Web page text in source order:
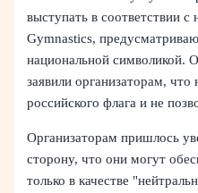
выступать в соответствии
Gymnastics,
национальной символикой.
заявили организаторам, что
российского флага и не
Организаторам пришлось
сторону, что они могут
только в качестве